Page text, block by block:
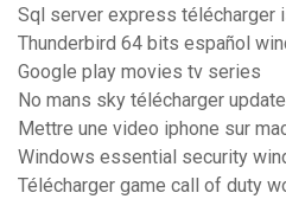
Sql server express télécharger
Thunderbird 64 bits español
Google play movies tv series
No mans sky télécharger update
Mettre une video iphone sur
Windows essential security
Télécharger game call of duty